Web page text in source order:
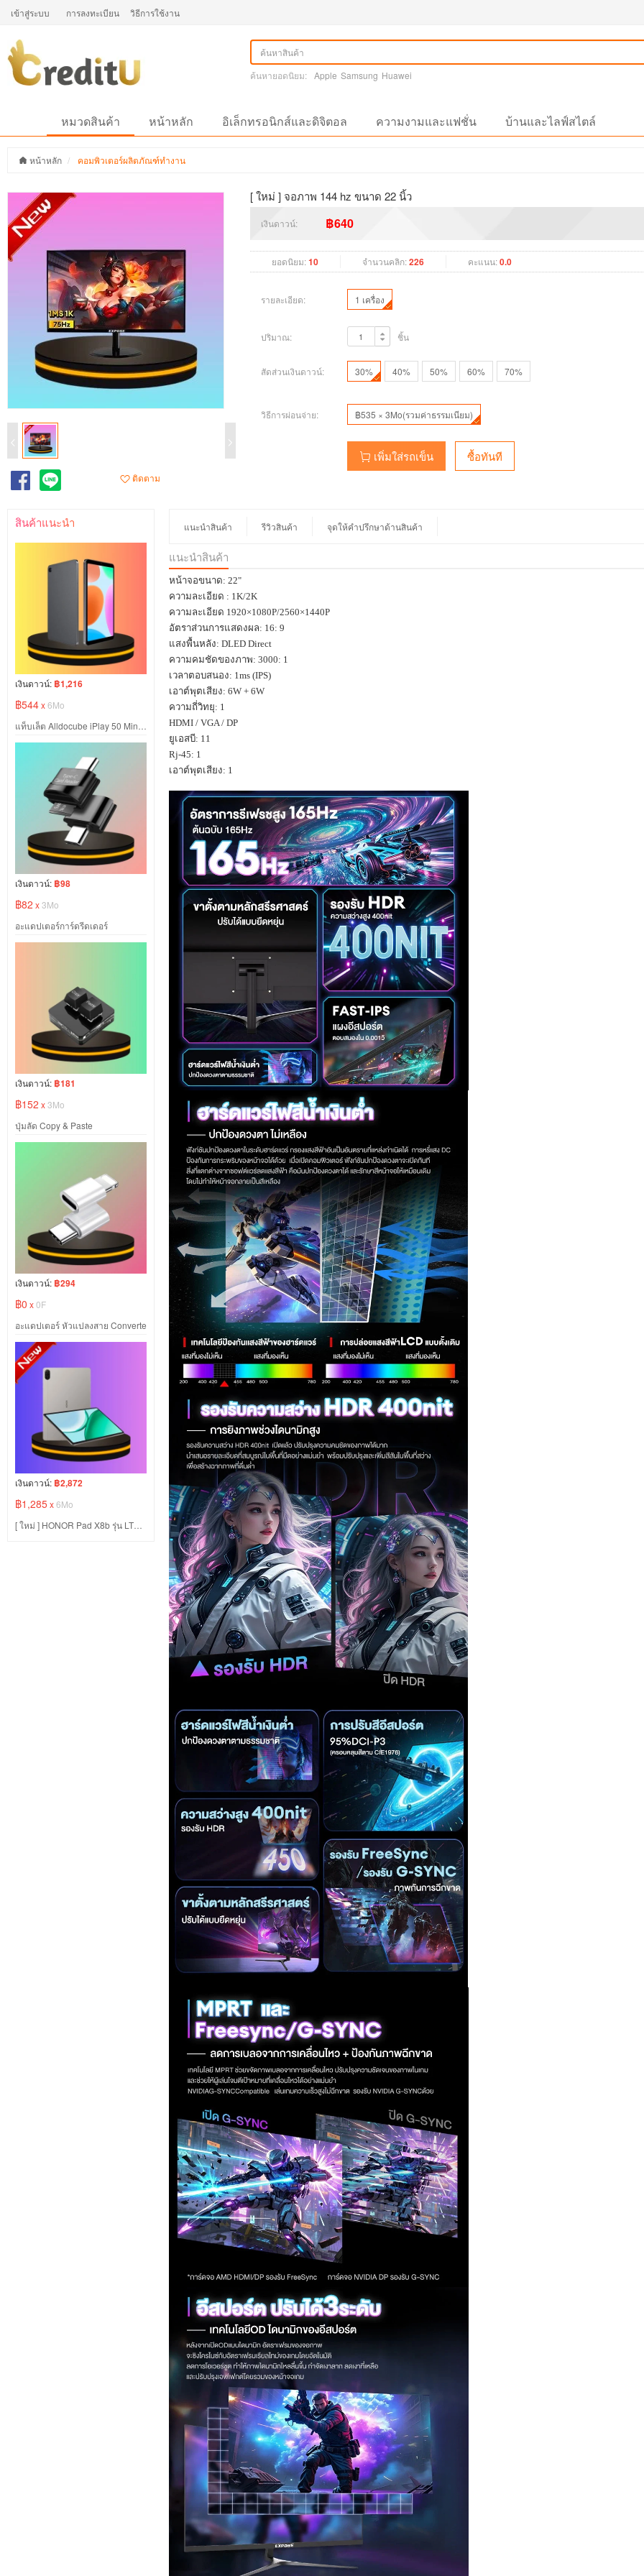
เข้าสู่ระบบ การลงทะเบียน วิธีการใช้งาน
ค้นหายอดนิยม: Apple Samsung Huawei
หมวดสินค้า หน้าหลัก อิเล็กทรอนิกส์และดิจิตอล ความงามและแฟชั่น บ้านและไลฟ์สไตล์
หน้าหลัก คอมพิวเตอร์ผลิตภัณฑ์ทำงาน
ติดตาม
[ ใหม่ ] จอภาพ 144 hz ขนาด 22 นิ้ว
เงินดาวน์: ฿640
ยอดนิยม:10 จำนวนคลิก:226 คะแนน:0.0
รายละเอียด: 1 เครื่อง
ปริมาณ: ชิ้น
สัดส่วนเงินดาวน์: 30% 40% 50% 60% 70%
วิธีการผ่อนจ่าย: ฿535 × 3Mo(รวมค่าธรรมเนียม)
เพิ่มใส่รถเข็น ซื้อทันที
สินค้าแนะนำ
เงินดาวน์: ฿1,216
฿544x6Mo
เงินดาวน์: ฿98
฿82 x3Mo
อะแดปเตอร์การ์ดรีดเดอร์
เงินดาวน์: ฿181
฿152 x3Mo
ปุ่มลัด Copy & Paste
เงินดาวน์: ฿294
฿0 x0F
อะแดปเตอร์ หัวแปลงสาย Converte
เงินดาวน์: ฿2,872
฿1,285x6Mo
แนะนำสินค้า รีวิวสินค้า จุดให้คำปรึกษาด้านสินค้า
แนะนำสินค้า
หน้าจอขนาด: 22"
ความละเอียด : 1K/2K
ความละเอียด 1920×1080P/2560×1440P
อัตราส่วนการแสดงผล: 16: 9
แสงพื้นหลัง: DLED Direct
ความคมชัดของภาพ: 3000: 1
เวลาตอบสนอง: 1ms (IPS)
เอาต์พุตเสียง: 6W + 6W
ความถี่วิทยุ: 1
HDMI / VGA / DP
ยูเอสบี: 11
Rj-45: 1
เอาต์พุตเสียง: 1